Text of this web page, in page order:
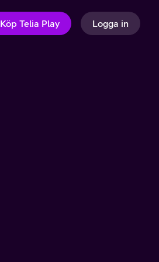
Köp Telia Play Logga in